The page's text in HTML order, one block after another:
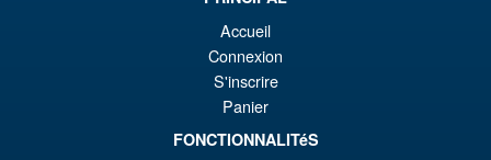
S.H.Figuarts Rebuild of
Evangelion Shinji Ikari Action
Figure
Accueil
Connexion
S'inscrire
Panier
FONCTIONNALITéS